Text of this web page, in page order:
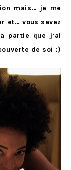
mais… je me
et… vous savez
partie que j’ai
de soi ;)